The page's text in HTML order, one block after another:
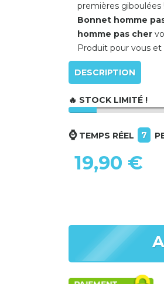
premières giboulées
Bonnet homme
homme pas cher
Produit pour vous et
DESCRIPTION
🔥 STOCK LIMITÉ !
⌚TEMPS RÉEL 7
19,90 €